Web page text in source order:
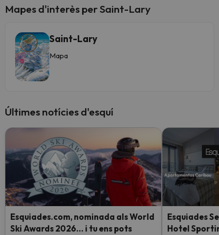
Mapes d'interès per Saint-Lary
Saint-Lary
Mapa
Últimes notícies d'esquí
Esquiades.com, nominada als World
Ski Awards 2026… i tu ens pots
Esquiades
Hotel